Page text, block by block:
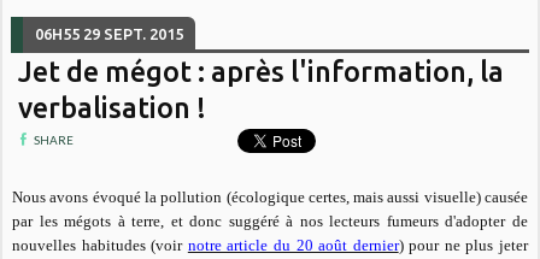
06H55 29 SEPT. 2015
Jet de mégot : après l'information, la
verbalisation !
SHARE
Nous avons évoqué la pollution (écologique certes, mais aussi visuelle) causée
par les mégots à terre, et donc suggéré à nos lecteurs fumeurs d'adopter de
nouvelles habitudes (voir notre article du 20 août dernier)pour ne plus jeter